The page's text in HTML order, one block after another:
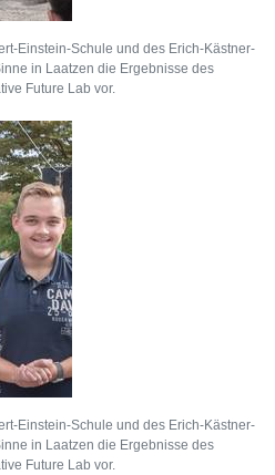
Einstein-Schule und des Erich-Kästner-
in Laatzen die Ergebnisse des
Future Lab vor.
Einstein-Schule und des Erich-Kästner-
in Laatzen die Ergebnisse des
Future Lab vor.